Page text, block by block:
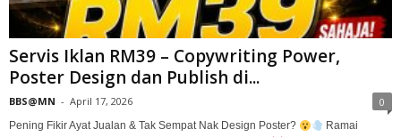
Servis Iklan RM39 – Copywriting Power,
Poster Design dan Publish di...
BBS@MN - April 17, 2026 0
Pening Fikir Ayat Jualan & Tak Sempat Nak Design Poster?
Ramai